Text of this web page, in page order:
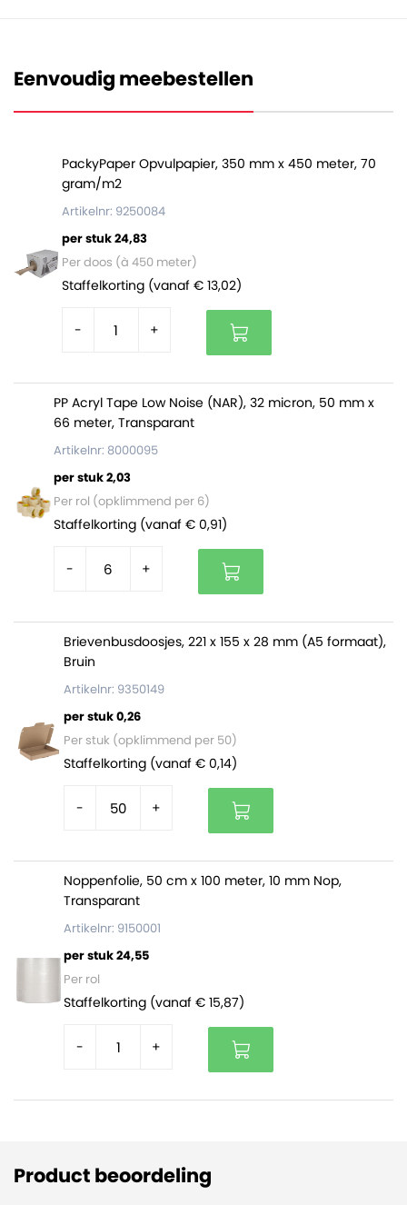
van 210 x 350 millimeter, met daarbij een bodemvouw
van 2 x 25 millimeter. De buitenmaat van deze zakken is
230 x 355 millimeter, waarmee ze (afhankelijk van de
passen. De zakken zijn gemakkelijk afsluitbaar door
middel van een 60 millimeter klep waarop een dubbele
zelfklevende plakstrip zit. De tweede (binnenste)
plakstrip wordt ook wel een retourstrip genoemd. Deze
blijft tijdens de eerste zending ongebruikt, waardoor de
ontvanger dezelfde zak eventueel gemakkelijk kan
hergebruiken voor de retourzending.
Zijn met een dikte kwaliteit van 110 gram/m2
verrassend sterk en robuust
en retourstrip
Passen (afhankelijk van dikte product) gewoon
door de brievenbus
Er zitten 350 verzendzakken in een doos. Op een volle
Eenvoudig meebestellen
PackyPaper Opvulpapier, 350 mm x 450 meter, 70
gram/m2
Artikelnr: 9250084
per stuk 24,83
Per doos (à 450 meter)
Staffelkorting (vanaf € 13,02)
- +
PP Acryl Tape Low Noise (NAR), 32 micron, 50 mm x
66 meter, Transparant
Artikelnr: 8000095
per stuk 2,03
Per rol (opklimmend per 6)
Staffelkorting (vanaf € 0,91)
- +
Brievenbusdoosjes, 221 x 155 x 28 mm (A5 formaat),
Bruin
Artikelnr: 9350149
per stuk 0,26
Per stuk (opklimmend per 50)
Staffelkorting (vanaf € 0,14)
- +
Noppenfolie, 50 cm x 100 meter, 10 mm Nop,
Transparant
Artikelnr: 9150001
per stuk 24,55
Per rol
Staffelkorting (vanaf € 15,87)
- +
Product beoordeling